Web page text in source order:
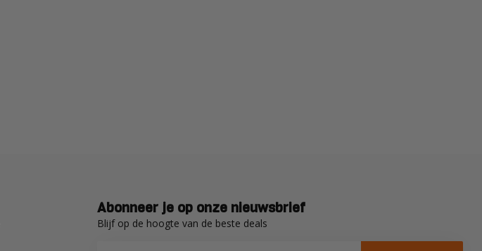
Abonneer je op onze nieuwsbrief
Blijf op de hoogte van de beste deals